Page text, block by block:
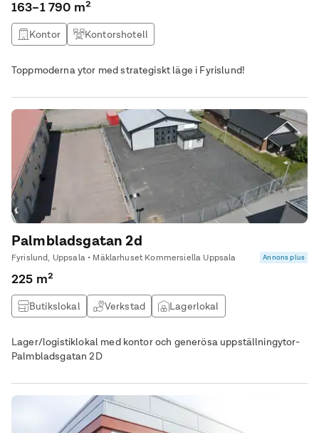
163–1 790 m²
Kontor Kontorshotell
Toppmoderna ytor med strategiskt läge i Fyrislund!
Palmbladsgatan 2d
Fyrislund, Uppsala • Mäklarhuset Kommersiella Uppsala Annons plus
225 m²
Butikslokal Verkstad Lagerlokal
Lager/logistiklokal med kontor och generösa uppställningytor-
Palmbladsgatan 2D